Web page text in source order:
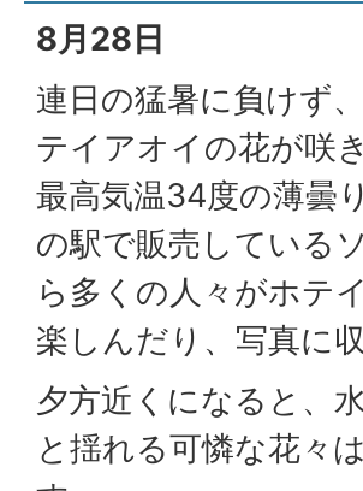
8月28日
連日の猛暑に負けず
テイアオイの花が咲
最高気温34度の薄曇
の駅で販売している
ら多くの人々がホテ
楽しんだり、写真に
夕方近くになると、
と揺れる可憐な花々